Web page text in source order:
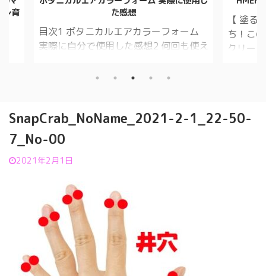
ォーム
も使え
カラー
エアカ
で購入
ォー
【 塗る だけ 約5～10分 】ごっそり落
ち！このツルツル感。固く垂れにくい
クリーム。 ①パッチテストはした方が
ー起こします。 ②手触りはリンスみた
も大丈夫ですが、出来れば、なるべく2
センチくらいが良いかと思います。 ⑤
ほとんどチクチク感は有りません。 ⑥
時間経ちましたらガーゼとかと書いて
パー使用しました。 ⑦擦るように毛を
撫でていくと、面白いほど取れていき
ます。 ...
目
ッ
髪
SnapCrab_NoName_2021-2-1_22-50-
7_No-00
2021年2月1日